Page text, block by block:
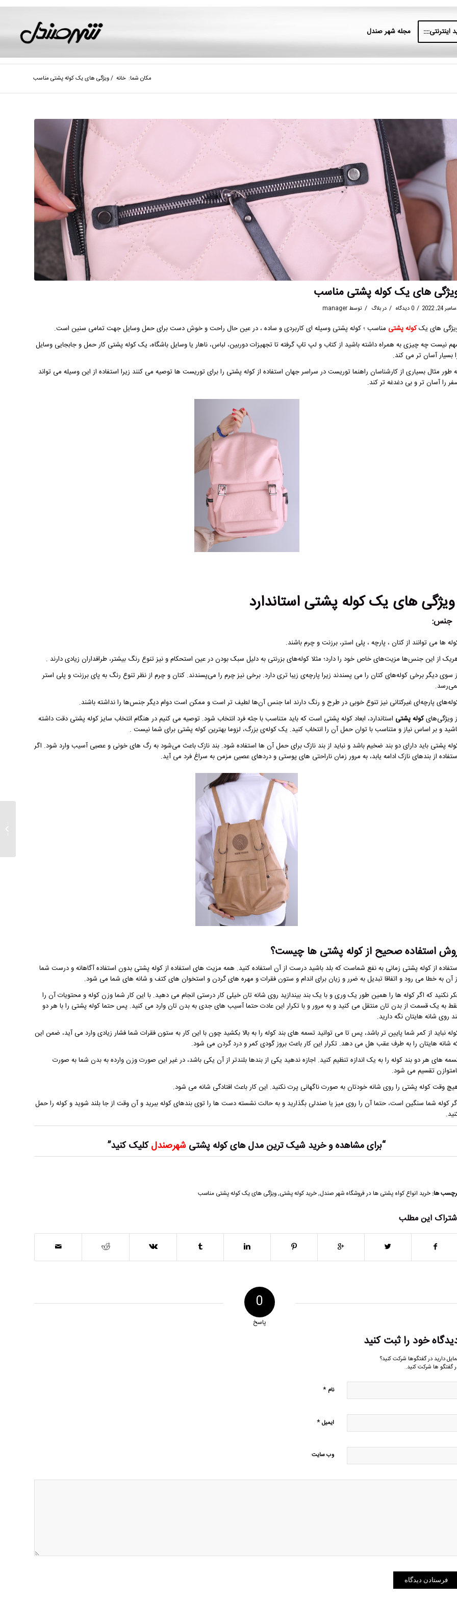
اینترنتی:::: مجله شهر صندل
مکان شما: خانه /ویژگی های یک کوله پشتی مناسب
های یک کوله پشتی مناسب
24, 2022
/ 0 دیدگاه / دربلاگ / توسط manager
های یککوله پشتی مناسب ؛ کوله پشتی وسیله ای کاربردی و ساده ، در عین حال راحت و خوش دست برای حمل وسایل جهت تمامی سنین است.
نیست چه چیزی به همراه داشته باشید از کتاب و لپ‌ تاپ گرفته تا تجهیزات دوربین، لباس، ناهار یا وسایل باشگاه، یک کوله‌ پشتی کار حمل و جابجایی وسایل
بسیار آسان‌ تر می‌ کند.
طور مثال بسیاری از کارشناسان راهنما توریست در سراسر جهان استفاده از کوله پشتی را برای توریست ها توصیه می کنند زیرا استفاده از این وسیله می تواند
را آسان تر و بی دغدغه تر کند.
ویژگی های یک کوله پشتی استاندارد
جنس:
ها می توانند از کتان ، پارچه ، پلی استر، برزنت و چرم باشند.
از این جنس‌ها مزیت‌های خاص خود را دارد؛ مثلا کوله‌های بزرنتی به دلیل سبک بودن در عین استحکام و نیز تنوع رنگ بیشتر، طرافداران زیادی دارند .
سوی دیگر برخی کوله‌های کتان را می‌ پسندند زیرا پارچه‌ی زیبا تری دارد. برخی نیز چرم را می‌پسندند. کتان و چرم از نظر تنوع رنگ به پای برزنت و پلی استر
پارچه‌ای غیرکتانی نیز تنوع خوبی در طرح و رنگ دارند اما جنس آن‌ها لطیف ‌تر است و ممکن است دوام دیگر جنس‌ها را نداشته باشند.
ویژگی‌هایکوله پشتی استاندارد، ابعاد کوله پشتی است که باید متناسب با جثه فرد انتخاب شود. توصیه می کنیم در هنگام انتخاب سایز کوله پشتی دقت داشته
و بر اساس نیاز و متناسب با توان حمل آن را انتخاب کنید. یک کوله‌ی بزرگ، لزوما بهترین کوله پشتی برای شما نیست .
پشتی باید دارای دو بند ضخیم باشد و نباید از بند نازک برای حمل آن ها استفاده شود. بند نازک باعث می‌شود به رگ های خونی و عصبی آسیب وارد شود. اگر
از بندهای نازک ادامه یابد، به مرور زمان ناراحتی های پوستی و دردهای عصبی مزمن به سراغ فرد می آید.
استفاده صحیح از کوله پشتی ها چیست؟
از کوله پشتی زمانی به نفع شماست که بلد باشید درست از آن استفاده کنید. همه مزیت های استفاده از کوله پشتی بدون استفاده آگاهانه و درست شما
آن به خطا می رود و اتفاقا تبدیل به ضرر و زیان برای اندام و ستون فقرات و مهره های گردن و استخوان های کتف و شانه های شما می شود.
نکنید که اگر کوله ها را همین طور یک وری و با یک بند بیندازید روی شانه تان خیلی کار درستی انجام می دهید. با این کار شما وزن کوله و محتویات آن را
به یک قسمت از بدن تان منتقل می کنید و به مرور و با تکرار این عادت حتما آسیب های جدی به بدن تان وارد می کنید. پس حتما کوله پشتی را با هر دو
روی شانه هایتان نگه دارید.
نباید از کمر شما پایین تر باشد، پس تا می توانید تسمه های بند کوله را به بالا بکشید چون با این کار به ستون فقرات شما فشار زیادی وارد می آید، ضمن این
شانه هایتان را به طرف عقب هل می دهد. تکرار این کار باعث بروز گودی کمر و درد گردن می شود.
های هر دو بند کوله را به یک اندازه تنظیم کنید. اجازه ندهید یکی از بندها بلندتر از آن یکی باشد، در غیر این صورت وزن وارده به بدن شما به صورت
تقسیم می شود.
وقت کوله پشتی را روی شانه خودتان به صورت ناگهانی پرت نکنید. این کار باعث افتادگی شانه می شود.
کوله شما سنگین است، حتما آن را روی میز یا صندلی بگذارید و به حالت نشسته دست ها را توی بندهای کوله ببرید و آن وقت از جا بلند شوید و کوله را حمل
“برای مشاهده و خرید شیک ترین مدل های کوله پشتی شهرصندلکلیک کنید”
ها: خرید انواع کواه پشتی ها در فروشگاه شهر صندل,خرید کوله پشتی,ویژگی های یک کوله پشتی مناسب
این مطلب
0
پاسخ
خود را ثبت کنید
دارید در گفتگوها شرکت کنید؟
گفتگو ها شرکت کنید.
نام *
ایمیل*
وب‌ سایت
همه
دویدن